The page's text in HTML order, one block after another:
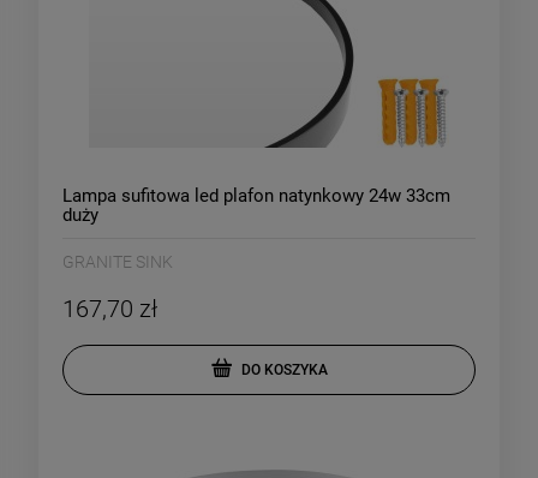
Lampa sufitowa led plafon natynkowy 24w 33cm
duży
GRANITE SINK
167,70 zł
DO KOSZYKA